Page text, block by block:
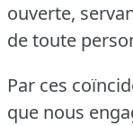
ouverte,
de toute
Par ces
que nous